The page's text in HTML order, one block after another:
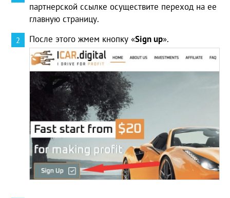
партнерской ссылке осуществите переход на ее
главную страницу.
После этого жмем кнопку «Signup».